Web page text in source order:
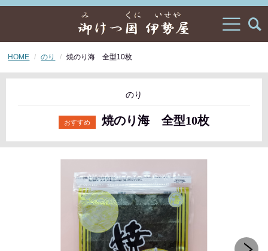
HOME のり 焼のり海 全型10枚
のり
焼のり海 全型10枚